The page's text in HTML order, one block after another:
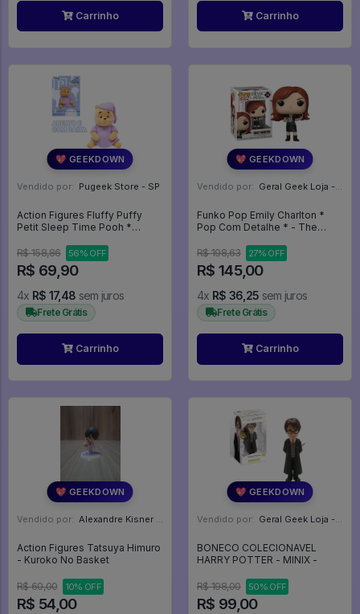
Carrinho Carrinho
💖 GEEKDOWN
Vendido por: Pugeek Store - SP
Action Figures Fluffy Puffy
Petit Sleep Time Pooh *
Pooh
R$ 158,86 56% OFF
R$ 69,90
4x R$ 17,48 sem juros
Frete Grátis
Carrinho
💖 GEEKDOWN
Vendido por: Geral Geek Loja - SP
Funko Pop Emily Charlton *
Pop Com Detalhe * - The
R$ 198,63
27% OFF
R$ 145,00
4x R$ 36,25 sem juros
Frete Grátis
Carrinho
💖 GEEKDOWN
Vendido por: Alexandre Kisner - PR
Action Figures Tatsuya Himuro
- Kuroko No Basket
R$ 60,00 10% OFF
R$ 54,00
💖 GEEKDOWN
Vendido por: Geral Geek Loja - SP
BONECO COLECIONAVEL
HARRY POTTER - MINIX -
R$ 198,00 50% OFF
R$ 99,00